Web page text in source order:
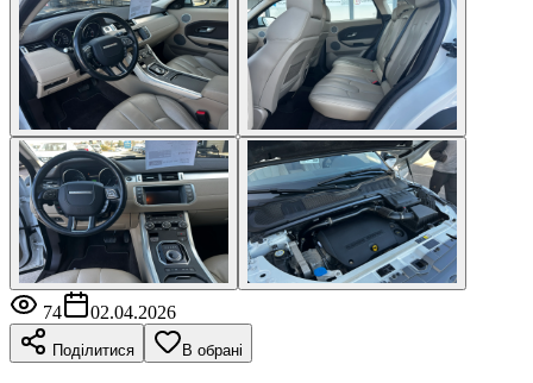
74 02.04.2026
Поділитися В обрані